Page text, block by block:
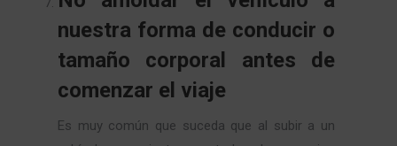
nuestra forma de conducir o
tamaño corporal antes de
comenzar el viaje
Es muy común que suceda que al subir a un